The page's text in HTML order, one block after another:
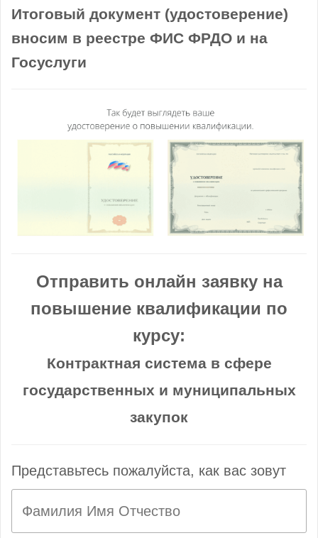
Итоговый документ (удостоверение)
вносим в реестре ФИС ФРДО и на
Госуслуги
Отправить онлайн заявку на
повышение квалификации по
курсу:
Контрактная система в сфере
государственных и муниципальных
закупок
Представьтесь пожалуйста, как вас зовут